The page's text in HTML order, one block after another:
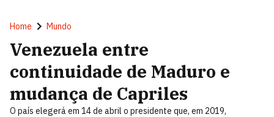
Home Mundo
Venezuela entre
continuidade de Maduro e
mudança de Capriles
O país elegerá em 14 de abril o presidente que, em 2019,